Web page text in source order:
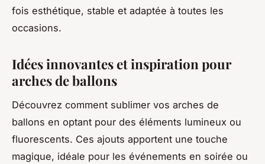
fois esthétique, stable et adaptée à toutes les
occasions.
Idées innovantes et inspiration pour
arches de ballons
Découvrez comment sublimer vos arches de
ballons en optant pour des éléments lumineux ou
fluorescents. Ces ajouts apportent une touche
magique, idéale pour les événements en soirée ou